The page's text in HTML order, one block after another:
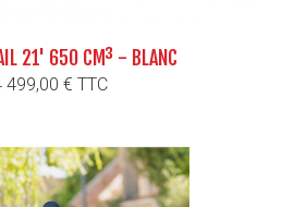
21' 650 CM³ - BLANC
499,00 € TTC